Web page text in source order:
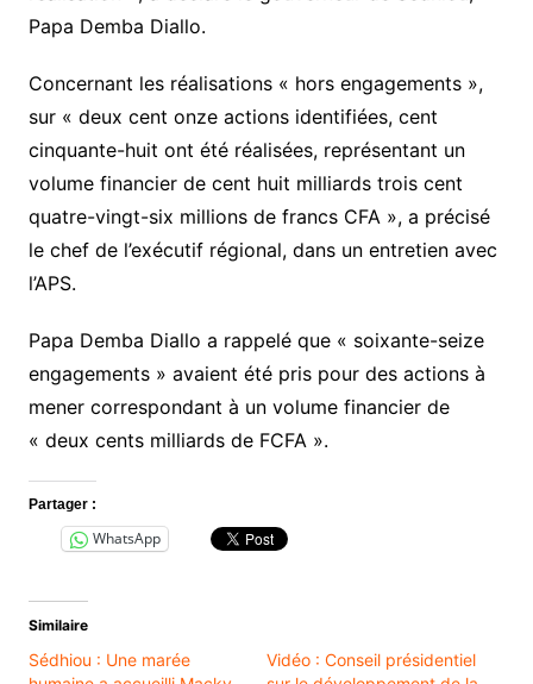
Papa Demba Diallo.
Concernant les réalisations « hors engagements »,
sur « deux cent onze actions identifiées, cent
cinquante-huit ont été réalisées, représentant un
volume financier de cent huit milliards trois cent
quatre-vingt-six millions de francs CFA », a précisé
le chef de l’exécutif régional, dans un entretien avec
l’APS.
Papa Demba Diallo a rappelé que « soixante-seize
engagements » avaient été pris pour des actions à
mener correspondant à un volume financier de
« deux cents milliards de FCFA ».
Partager :
WhatsApp
Similaire
Sédhiou : Une marée
Vidéo : Conseil présidentiel